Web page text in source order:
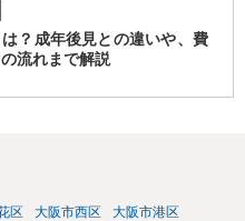
？成年後見との違いや、費
流れまで解説
区 大阪市西区
大阪市港区